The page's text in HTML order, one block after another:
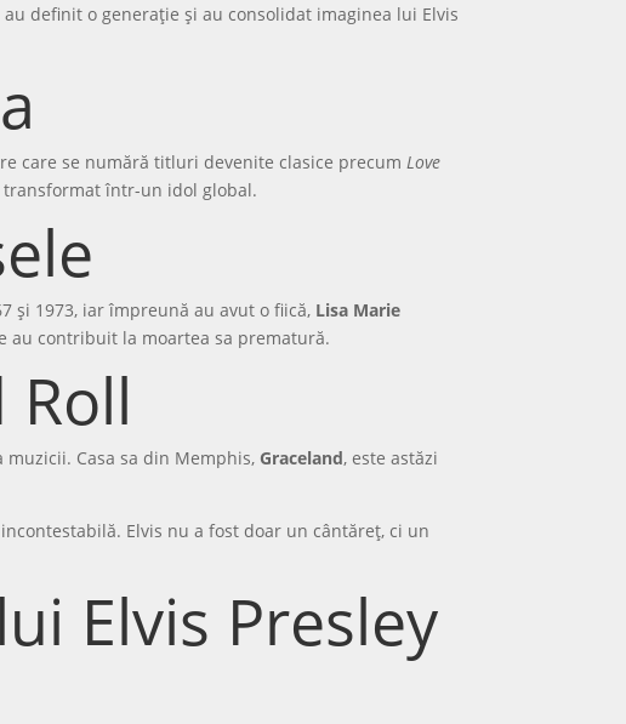
au definit o generație și au consolidat imaginea lui Elvis
care se numără titluri devenite clasice precumLove
într-un idol global.
și 1973, iar împreună au avut o fiică, Lisa Marie
au contribuit la moartea sa prematură.
Casa sa din Memphis, Graceland, este astăzi
Elvis nu a fost doar un cântăreț, ci un
Elvis Presley